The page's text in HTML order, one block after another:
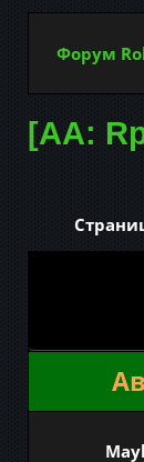
Форум
[AA: